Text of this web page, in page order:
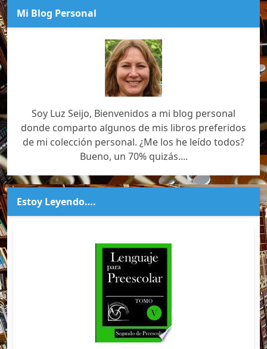
Mi Blog Personal
Soy Luz Seijo, Bienvenidos a mi blog personal
donde comparto algunos de mis libros preferidos
de mi colección personal. ¿Me los he leído todos?
Bueno, un 70% quizás....
Estoy Leyendo….